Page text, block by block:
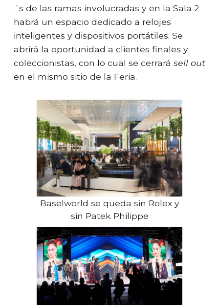
´s de las ramas involucradas y en la Sala 2
habrá un espacio dedicado a relojes
inteligentes y dispositivos portátiles. Se
abrirá la oportunidad a clientes finales y
coleccionistas, con lo cual se cerrará sell out
en el mismo sitio de la Feria.
Baselworld se queda sin Rolex y
sin Patek Philippe